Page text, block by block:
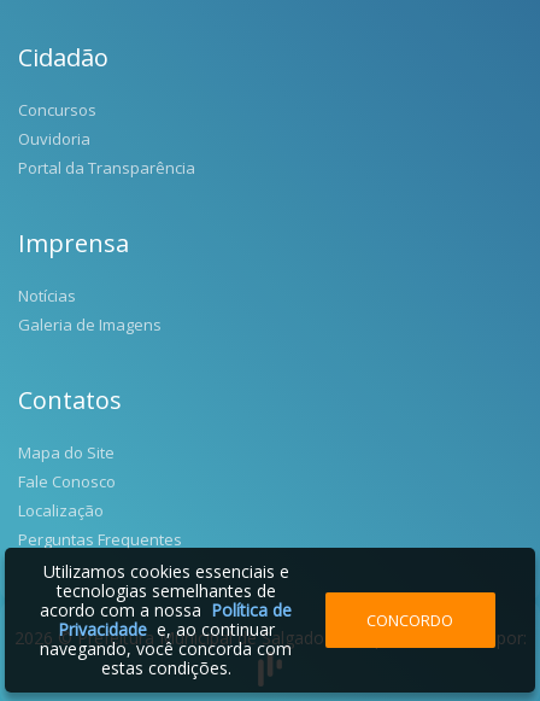
Cidadão
Concursos
Ouvidoria
Portal da Transparência
Imprensa
Notícias
Galeria de Imagens
Contatos
Mapa do Site
Fale Conosco
Localização
Perguntas Frequentes
2026 © Prefeitura Municipal de Salgado Filho | Desenvolvido por:
Utilizamos cookies essenciais e
tecnologias semelhantes de
acordo com a nossa Política de
Privacidadee, ao continuar
navegando, você concorda com
estas condições.
CONCORDO